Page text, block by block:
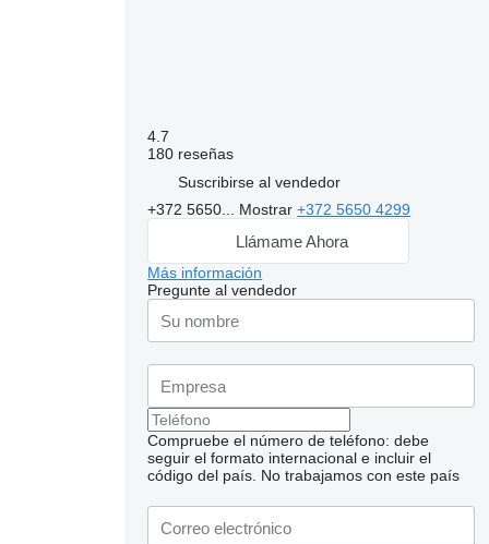
4.7
180 reseñas
Suscribirse al vendedor
+372 5650... Mostrar+372 5650 4299
Llámame Ahora
Más información
Pregunte al vendedor
Compruebe el número de teléfono: debe
seguir el formato internacional e incluir el
código del país. No trabajamos con este país